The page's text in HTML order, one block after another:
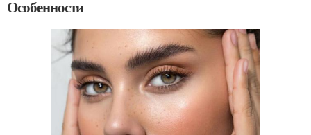
Особенности